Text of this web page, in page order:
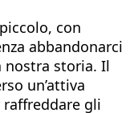
con
abbandonarci
nostra storia. Il
un’attiva
gli